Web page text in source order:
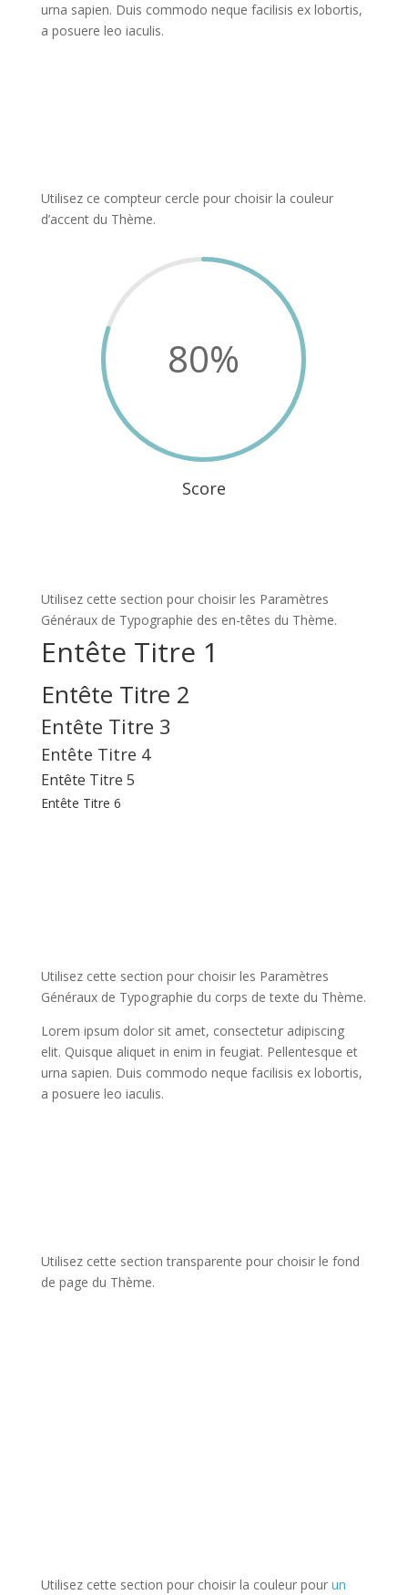
urna sapien. Duis commodo neque facilisis ex lobortis,
a posuere leo iaculis.
Utilisez ce compteur cercle pour choisir la couleur
d’accent du Thème.
80%
Score
Utilisez cette section pour choisir les Paramètres
Généraux de Typographie des en-têtes du Thème.
Entête Titre 1
Entête Titre 2
Entête Titre 3
Entête Titre 4
Entête Titre 5
Entête Titre 6
Utilisez cette section pour choisir les Paramètres
Généraux de Typographie du corps de texte du Thème.
Lorem ipsum dolor sit amet, consectetur adipiscing
elit. Quisque aliquet in enim in feugiat. Pellentesque et
urna sapien. Duis commodo neque facilisis ex lobortis,
a posuere leo iaculis.
Utilisez cette section transparente pour choisir le fond
de page du Thème.
Utilisez cette section pour choisir la couleur pour un